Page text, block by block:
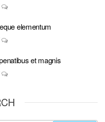
elementum
et magnis